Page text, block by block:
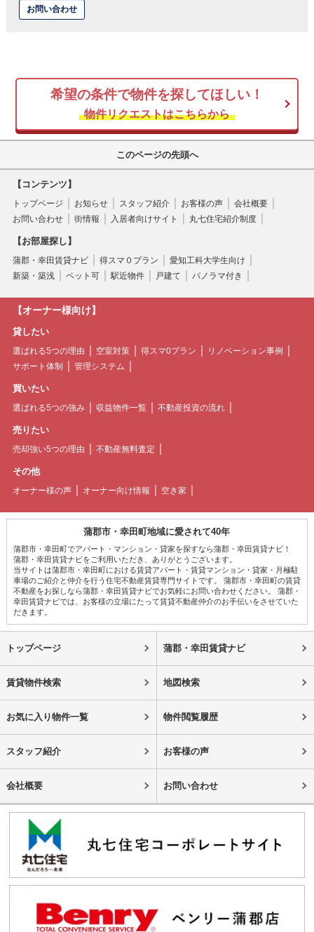
お問い合わせ
希望の条件で物件を探してほしい！
物件リクエストはこちらから
このページの先頭へ
【コンテンツ】
トップページ お知らせ スタッフ紹介 お客様の声
会社概要
お問い合わせ
街情報 入居者向けサイト 丸七住宅紹介制度
【お部屋探し】
蒲郡・幸田賃貸ナビ 得スマ０プラン
愛知工科大学生向け
新築・築浅
ペット可 駅近物件 戸建て パノラマ付き
【オーナー様向け】
貸したい
選ばれる5つの理由 空室対策 得スマ0プラン
リノベーション事例
サポート体制
管理システム
買いたい
選ばれる5つの強み 収益物件一覧 不動産投資の流れ
売りたい
売却強い5つの理由 不動産無料査定
その他
オーナー様の声 オーナー向け情報 空き家
蒲郡市・幸田町地域に愛されて40年
蒲郡市・幸田町でアパート・マンション・貸家を探すなら蒲郡・幸田賃貸ナビ！
蒲郡・幸田賃貸ナビをご利用いただき、ありがとうございます。
当サイトは蒲郡市・幸田町における賃貸アパート・賃貸マンション・貸家・月極駐
車場のご紹介と仲介を行う住宅不動産賃貸専門サイトです。 蒲郡市・幸田町の賃貸
不動産をお探しなら蒲郡・幸田賃貸ナビでお気軽にお問い合わせください。 蒲郡・
幸田賃貸ナビでは、お客様の立場にたって賃貸不動産仲介のお手伝いをさせていた
だきます。
トップページ 蒲郡・幸田賃貸ナビ
賃貸物件検索 地図検索
お気に入り物件一覧 物件閲覧履歴
スタッフ紹介 お客様の声
会社概要 お問い合わせ